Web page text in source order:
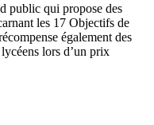
public qui propose des
les 17 Objectifs de
également des
lors d’un prix